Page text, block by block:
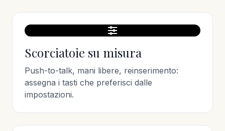
Scorciatoie su misura
Push-to-talk, mani libere, reinserimento:
assegna i tasti che preferisci dalle
impostazioni.